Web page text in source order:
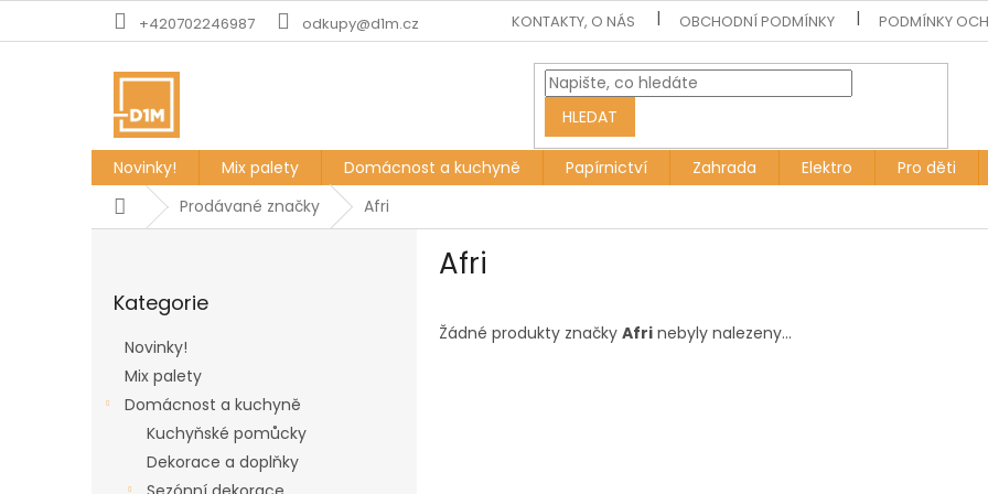
+420702246987 odkupy@d1m.cz KONTAKTY, O NÁS OBCHODNÍ PODMÍNKY PODMÍNKY
HLEDAT
Novinky! Mix palety Domácnost a kuchyně Papírnictví Zahrada Elektro Pro děti
DomůProdávané značky Afri
kategorie
Kategorie
Novinky!
Mix palety
Domácnost a kuchyně
Kuchyňské pomůcky
Dekorace a doplňky
Afri
Žádné produkty značky Afri nebyly nalezeny...